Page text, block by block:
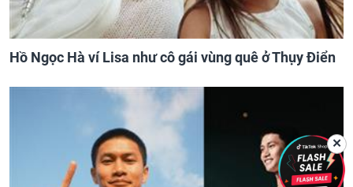
Hồ Ngọc Hà ví Lisa như cô gái vùng quê ở Thụy Điển
✕